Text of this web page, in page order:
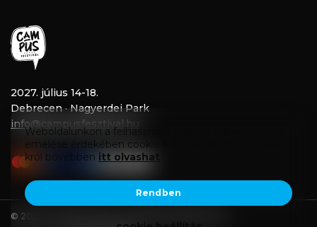
2027. július 14-18.
Debrecen · Nagyerdei Park
@
© 2026. Campus Fesztivál - Minden jog fenntartva.
Weboldalunkon a felhasználói élmény színvonalának
emelése érdekében cookie-kat használunk. A cookie-
król bővebben itt olvashat
Rendben